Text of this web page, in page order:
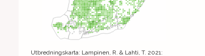
Utbredningskarta: Lampinen, R. & Lahti, T. 2021: